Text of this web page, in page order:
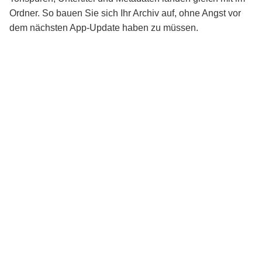
Ordner. So bauen Sie sich Ihr Archiv auf, ohne Angst vor
dem nächsten App-Update haben zu müssen.